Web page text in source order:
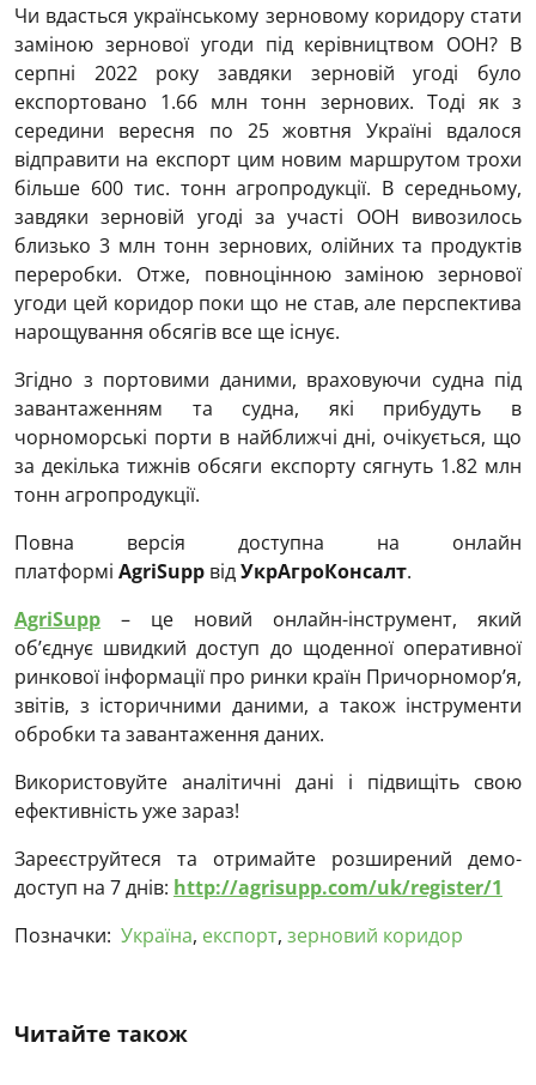
Чи вдасться українському зерновому коридору стати
заміною зернової угоди під керівництвом ООН? В
серпні 2022 року завдяки зерновій угоді було
експортовано 1.66 млн тонн зернових. Тоді як з
середини вересня по 25 жовтня Україні вдалося
відправити на експорт цим новим маршрутом трохи
більше 600 тис. тонн агропродукції. В середньому,
завдяки зерновій угоді за участі ООН вивозилось
близько 3 млн тонн зернових, олійних та продуктів
переробки. Отже, повноцінною заміною зернової
угоди цей коридор поки що не став, але перспектива
нарощування обсягів все ще існує.
Згідно з портовими даними, враховуючи судна під
завантаженням та судна, які прибудуть в
чорноморські порти в найближчі дні, очікується, що
за декілька тижнів обсяги експорту сягнуть 1.82 млн
тонн агропродукції.
Повна версія доступна на онлайн
платформі AgriSupp відУкрАгроКонсалт.
AgriSupp – це новий онлайн-інструмент, який
об’єднує швидкий доступ до щоденної оперативної
ринкової інформації про ринки країн Причорномор’я,
звітів, з історичними даними, а також інструменти
обробки та завантаження даних.
Використовуйте аналітичні дані і підвищіть свою
ефективність уже зараз!
Зареєструйтеся та отримайте розширений демо-
доступ на 7 днів: http://agrisupp.com/uk/register/1
Позначки: Україна, експорт, зерновий коридор
Читайте також